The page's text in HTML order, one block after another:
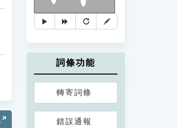
詞條功能
轉寄詞條
錯誤通報